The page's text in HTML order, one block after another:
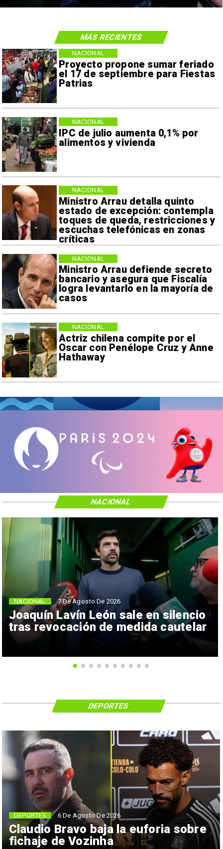
Proyecto propone sumar feriado
el 17 de septiembre para Fiestas
Patrias
NACIONAL
IPC de julio aumenta 0,1% por
alimentos y vivienda
NACIONAL
Ministro Arrau detalla quinto
estado de excepción: contempla
toques de queda, restricciones y
escuchas telefónicas en zonas
críticas
NACIONAL
Ministro Arrau defiende secreto
bancario y asegura que Fiscalía
logra levantarlo en la mayoría de
casos
NACIONAL
Actriz chilena compite por el
Oscar con Penélope Cruz y Anne
Hathaway
NACIONAL
MÁS RECIENTES
Joaquín Lavín León sale en silencio
tras revocación de medida cautelar
NACIONAL 7 De Agosto De 2026
NACIONAL
Claudio Bravo baja la euforia sobre
fichaje de Vozinha
DEPORTES 6 De Agosto De 2026
DEPORTES